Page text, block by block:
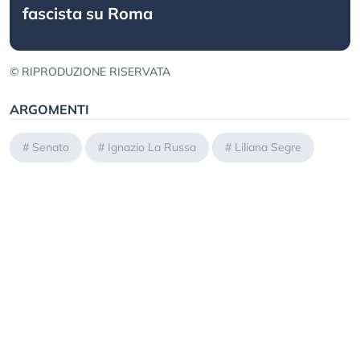
fascista su Roma
© RIPRODUZIONE RISERVATA
ARGOMENTI
# Senato # Ignazio La Russa # Liliana Segre